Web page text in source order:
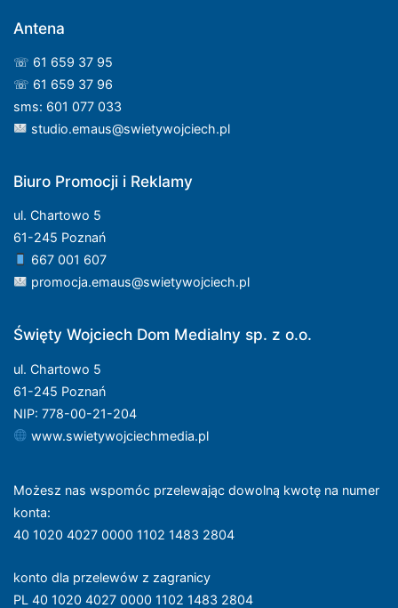
Antena
☏ 61 659 37 95
☏ 61 659 37 96
sms: 601 077 033
studio.emaus@swietywojciech.pl
Biuro Promocji i Reklamy
ul. Chartowo 5
61-245 Poznań
667 001 607
promocja.emaus@swietywojciech.pl
Święty Wojciech Dom Medialny sp. z o.o.
ul. Chartowo 5
61-245 Poznań
NIP: 778-00-21-204
www.swietywojciechmedia.pl
Możesz nas wspomóc przelewając dowolną kwotę na numer
konta:
40 1020 4027 0000 1102 1483 2804
konto dla przelewów z zagranicy
PL 40 1020 4027 0000 1102 1483 2804